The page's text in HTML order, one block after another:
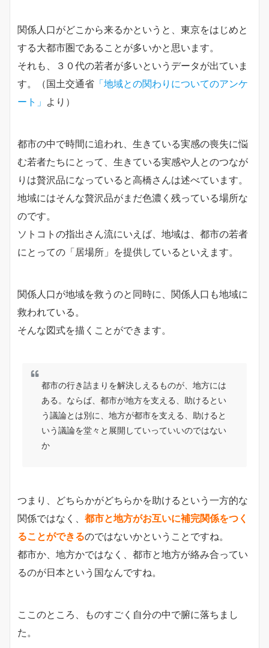
関係人口がどこから来るかというと、東京をはじめと
する大都市圏であることが多いかと思います。
それも、３０代の若者が多いというデータが出ていま
す。（国土交通省 「地域との関わりについてのアンケ
ート」 より）
都市の中で時間に追われ、生きている実感の喪失に悩
む若者たちにとって、生きている実感や人とのつなが
りは贅沢品になっていると高橋さんは述べています。
地域にはそんな贅沢品がまだ色濃く残っている場所な
のです。
ソトコトの指出さん流にいえば、地域は、都市の若者
にとっての「居場所」を提供しているといえます。
関係人口が地域を救うのと同時に、関係人口も地域に
救われている。
そんな図式を描くことができます。
都市の行き詰まりを解決しえるものが、地方には
ある。ならば、都市が地方を支える、助けるとい
う議論とは別に、地方が都市を支える、助けると
いう議論を堂々と展開していっていいのではない
か
つまり、どちらかがどちらかを助けるという一方的な
関係ではなく、 都市と地方がお互いに補完関係をつく
ることができるのではないかということですね。
都市か、地方かではなく、都市と地方が絡み合ってい
るのが日本という国なんですね。
ここのところ、ものすごく自分の中で腑に落ちまし
た。